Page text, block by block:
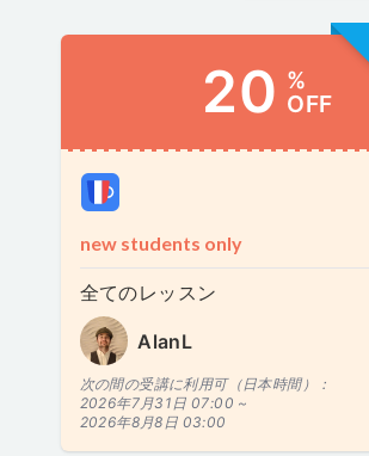
20 %
OFF
new students only
全てのレッスン
AlanL
次の間の受講に利用可（日本時間）：
2026年7月31日 07:00 ~
2026年8月8日 03:00